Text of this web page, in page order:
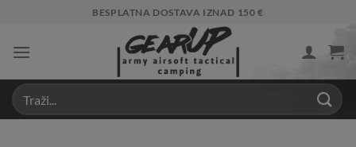
content
BESPLATNA DOSTAVA IZNAD 150 €